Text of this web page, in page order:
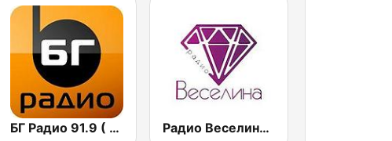
БГ Радио 91.9 ( BG Radio ) Радио Веселина 99.1 FM